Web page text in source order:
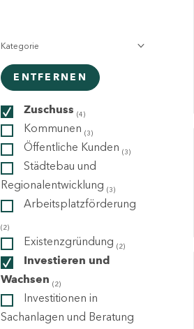
Kategorie
ENTFERNEN
Zuschuss (4)
Kommunen (3)
Öffentliche Kunden (3)
Städtebau und
Regionalentwicklung (3)
Arbeitsplatzförderung
(2)
Existenzgründung (2)
Investieren und
Wachsen (2)
Investitionen in
Sachanlagen und Beratung